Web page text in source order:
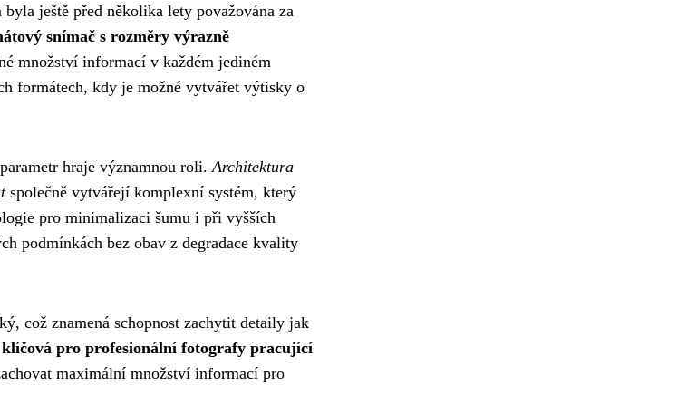
ještě před několika lety považována za
snímač s rozměry výrazně
množství informací v každém jediném
formátech, kdy je možné vytvářet výtisky o
hraje významnou roli. Architektura
společně vytvářejí komplexní systém, který
pro minimalizaci šumu i při vyšších
podmínkách bez obav z degradace kvality
což znamená schopnost zachytit detaily jak
klíčová pro profesionální fotografy pracující
maximální množství informací pro